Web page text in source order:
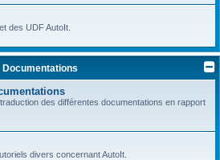
des UDF AutoIt.
Documentations
des différentes documentations en rapport
divers concernant AutoIt.